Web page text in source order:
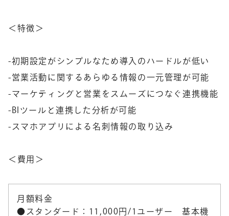
＜特徴＞
-初期設定がシンプルなため導入のハードルが低い
-営業活動に関するあらゆる情報の一元管理が可能
-マーケティングと営業をスムーズにつなぐ連携機能
-BIツールと連携した分析が可能
-スマホアプリによる名刺情報の取り込み
＜費用＞
月額料金
●スタンダード：11,000円/1ユーザー 基本機